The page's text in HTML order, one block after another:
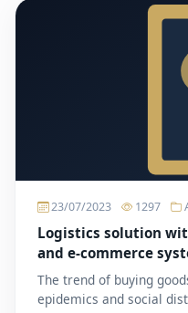
23/07/2023 1297
Logistics solution
and e-commerce
The trend of buying
epidemics and social